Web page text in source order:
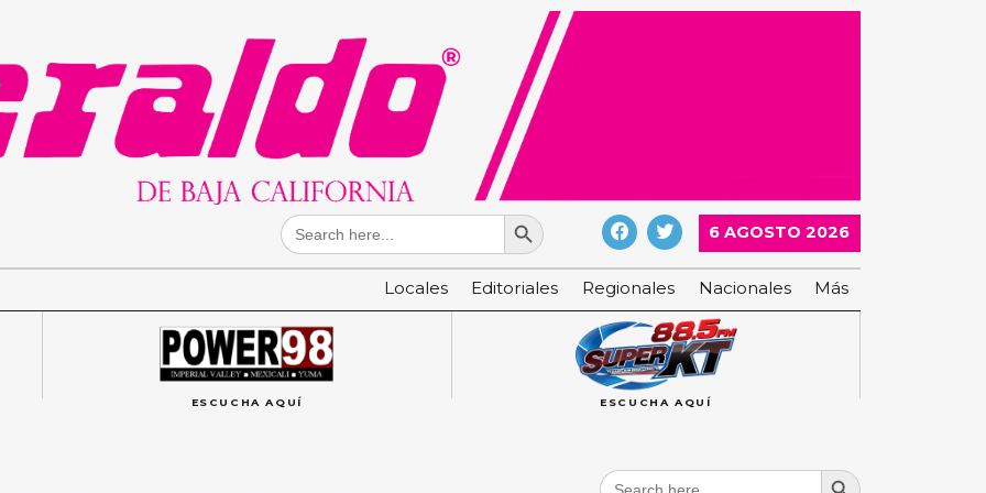
Search
for:
Search Button
6 AGOSTO 2026
Locales Editoriales Regionales Nacionales Más
ESCUCHA AQUÍ ESCUCHA AQUÍ
Search
Search Button